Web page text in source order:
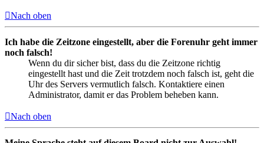
Nach oben
Ich habe die Zeitzone eingestellt, aber die Forenuhr geht immer
noch falsch!
Wenn du dir sicher bist, dass du die Zeitzone richtig
eingestellt hast und die Zeit trotzdem noch falsch ist, geht die
Uhr des Servers vermutlich falsch. Kontaktiere einen
Administrator, damit er das Problem beheben kann.
Nach oben